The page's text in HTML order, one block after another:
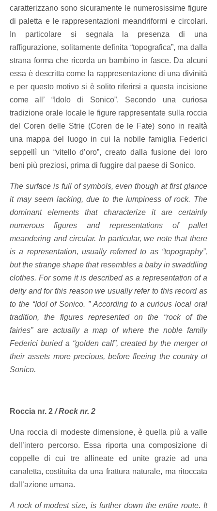
caratterizzano sono sicuramente le numerosissime figure
di paletta e le rappresentazioni meandriformi e circolari.
In particolare si segnala la presenza di una
raffigurazione, solitamente definita “topografica”, ma dalla
strana forma che ricorda un bambino in fasce. Da alcuni
essa è descritta come la rappresentazione di una divinità
e per questo motivo si è solito riferirsi a questa incisione
come all’ “Idolo di Sonico”. Secondo una curiosa
tradizione orale locale le figure rappresentate sulla roccia
del Coren delle Strie (Coren de le Fate) sono in realtà
una mappa del luogo in cui la nobile famiglia Federici
seppellì un “vitello d’oro”, creato dalla fusione dei loro
beni più preziosi, prima di fuggire dal paese di Sonico.
The surface is full of symbols, even though at first glance
it may seem lacking, due to the lumpiness of rock. The
dominant elements that characterize it are certainly
numerous figures and representations of pallet
meandering and circular. In particular, we note that there
is a representation, usually referred to as “topography”,
but the strange shape that resembles a baby in swaddling
clothes. For some it is described as a representation of a
deity and for this reason we usually refer to this record as
to the “Idol of Sonico. ” According to a curious local oral
tradition, the figures represented on the “rock of the
fairies” are actually a map of where the noble family
Federici buried a “golden calf”, created by the merger of
their assets more precious, before fleeing the country of
Sonico.
Roccia nr. 2 /Rock nr. 2
Una roccia di modeste dimensione, è quella più a valle
dell’intero percorso. Essa riporta una composizione di
coppelle di cui tre allineate ed unite grazie ad una
canaletta, costituita da una frattura naturale, ma ritoccata
dall’azione umana.
A rock of modest size, is further down the entire route. It